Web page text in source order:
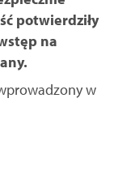
potwierdziły
na
w